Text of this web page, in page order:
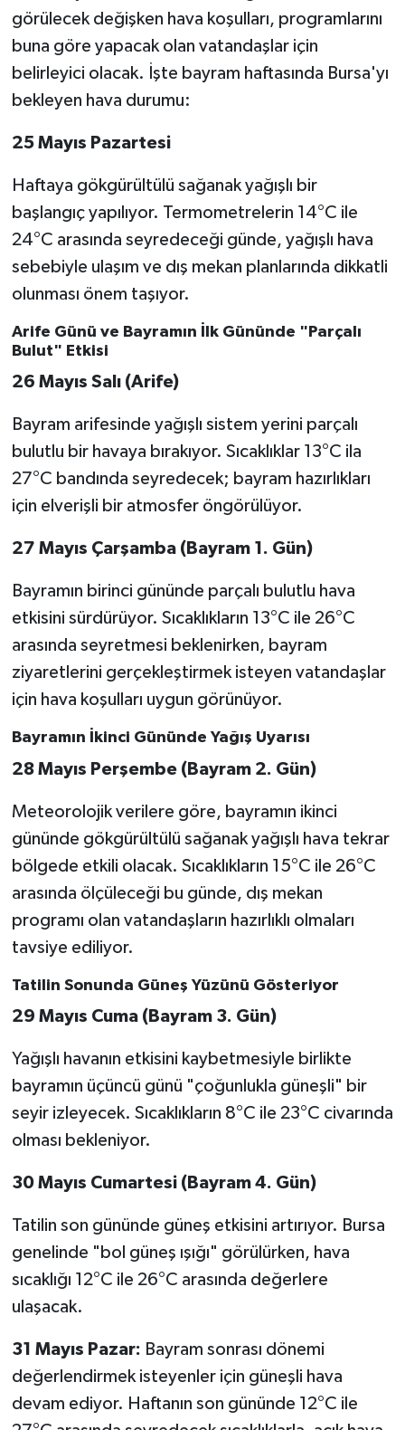
görülecek değişken hava koşulları, programlarını
buna göre yapacak olan vatandaşlar için
belirleyici olacak. İşte bayram haftasında Bursa'yı
bekleyen hava durumu:
25 Mayıs Pazartesi
Haftaya gökgürültülü sağanak yağışlı bir
başlangıç yapılıyor. Termometrelerin 14°C ile
24°C arasında seyredeceği günde, yağışlı hava
sebebiyle ulaşım ve dış mekan planlarında dikkatli
olunması önem taşıyor.
Arife Günü ve Bayramın İlk Gününde "Parçalı
Bulut" Etkisi
26 Mayıs Salı (Arife)
Bayram arifesinde yağışlı sistem yerini parçalı
bulutlu bir havaya bırakıyor. Sıcaklıklar 13°C ila
27°C bandında seyredecek; bayram hazırlıkları
için elverişli bir atmosfer öngörülüyor.
27 Mayıs Çarşamba (Bayram 1. Gün)
Bayramın birinci gününde parçalı bulutlu hava
etkisini sürdürüyor. Sıcaklıkların 13°C ile 26°C
arasında seyretmesi beklenirken, bayram
ziyaretlerini gerçekleştirmek isteyen vatandaşlar
için hava koşulları uygun görünüyor.
Bayramın İkinci Gününde Yağış Uyarısı
28 Mayıs Perşembe (Bayram 2. Gün)
Meteorolojik verilere göre, bayramın ikinci
gününde gökgürültülü sağanak yağışlı hava tekrar
bölgede etkili olacak. Sıcaklıkların 15°C ile 26°C
arasında ölçüleceği bu günde, dış mekan
programı olan vatandaşların hazırlıklı olmaları
tavsiye ediliyor.
Tatilin Sonunda Güneş Yüzünü Gösteriyor
29 Mayıs Cuma (Bayram 3. Gün)
Yağışlı havanın etkisini kaybetmesiyle birlikte
bayramın üçüncü günü "çoğunlukla güneşli" bir
seyir izleyecek. Sıcaklıkların 8°C ile 23°C civarında
olması bekleniyor.
30 Mayıs Cumartesi (Bayram 4. Gün)
Tatilin son gününde güneş etkisini artırıyor. Bursa
genelinde "bol güneş ışığı" görülürken, hava
sıcaklığı 12°C ile 26°C arasında değerlere
ulaşacak.
31 Mayıs Pazar: Bayram sonrası dönemi
değerlendirmek isteyenler için güneşli hava
devam ediyor. Haftanın son gününde 12°C ile